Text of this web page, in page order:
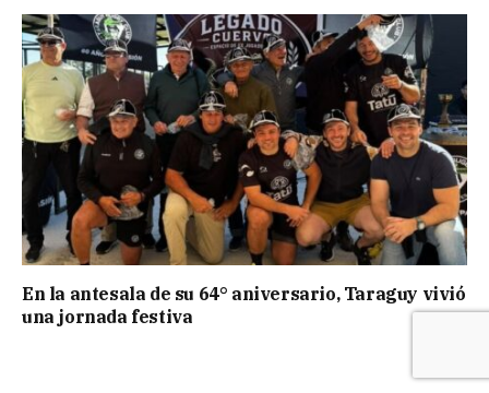
En la antesala de su 64° aniversario, Taraguy vivió
una jornada festiva